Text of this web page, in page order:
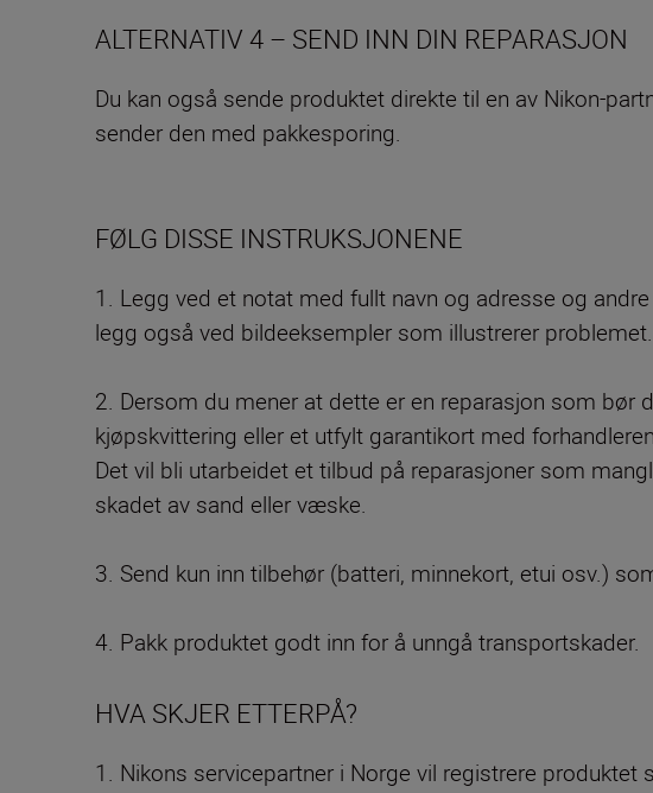
ALTERNATIV 4 – SEND INN DIN REPARASJON
Du kan også sende produktet direkte til en av Nikon-
sender den med pakkesporing.
FØLG DISSE INSTRUKSJONENE
1. Legg ved et notat med fullt navn og adresse og
legg også ved bildeeksempler som illustrerer problemet.
2. Dersom du mener at dette er en reparasjon som
kjøpskvittering eller et utfylt garantikort med
Det vil bli utarbeidet et tilbud på reparasjoner som
skadet av sand eller væske.
3. Send kun inn tilbehør (batteri, minnekort, etui osv.)
4. Pakk produktet godt inn for å unngå transportskader.
HVA SKJER ETTERPÅ?
1. Nikons servicepartner i Norge vil registrere